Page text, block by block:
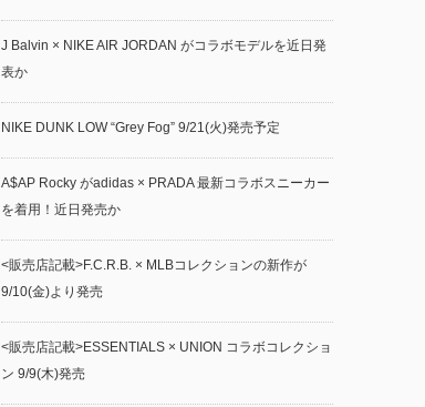
J Balvin × NIKE AIR JORDAN がコラボモデルを近日発
表か
NIKE DUNK LOW “Grey Fog” 9/21(火)発売予定
A$AP Rocky がadidas × PRADA 最新コラボスニーカー
を着用！近日発売か
<販売店記載>F.C.R.B. × MLBコレクションの新作が
9/10(金)より発売
<販売店記載>ESSENTIALS × UNION コラボコレクショ
ン 9/9(木)発売